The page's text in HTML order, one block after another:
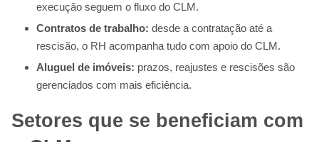
execução seguem o fluxo do CLM.
Contratos de trabalho: desde a contratação até a
rescisão, o RH acompanha tudo com apoio do CLM.
Aluguel de imóveis: prazos, reajustes e rescisões são
gerenciados com mais eficiência.
Setores que se beneficiam com